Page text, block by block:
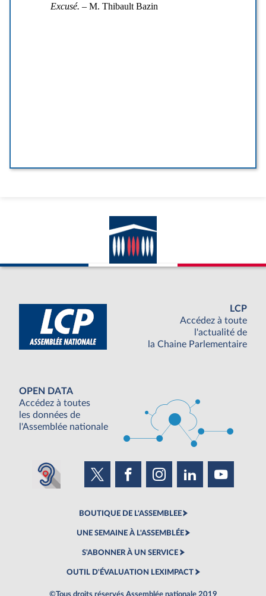
LCP
Accédez à toute
l'actualité de
la Chaine Parlementaire
OPEN DATA
Accédez à toutes
les données de
l'Assemblée nationale
BOUTIQUE DE L'ASSEMBLEE
UNE SEMAINE À L'ASSEMBLÉE
S'ABONNER À UN SERVICE
OUTIL D'ÉVALUATION LEXIMPACT
©Tous droits réservés Assemblée nationale 2019